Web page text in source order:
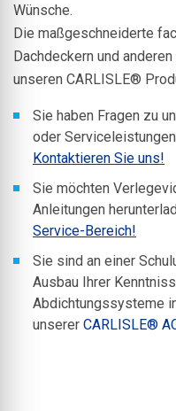
Wünsche.
Die maßgeschneiderte
Dachdeckern und
unseren CARLISLE®
Sie haben Fragen zu
oder
Kontaktieren Sie uns!
Sie möchten
Anleitungen
Service-Bereich!
Sie sind an einer
Ausbau Ihrer
Abdichtungssysteme
unserer CARLISLE®